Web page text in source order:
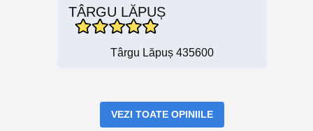
Târgu Lăpuș 435600
VEZI TOATE OPINIILE